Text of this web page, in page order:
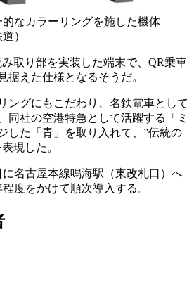
なカラーリングを施した機体
）
取り部を実装した端末で、QR乗車
据えた仕様となるそうだ。
ングにもこだわり、名鉄電車として
同社の空港特急として活躍する「ミ
した「青」を取り入れて、”伝統の
現した。
に名古屋本線鳴海駅（東改札口）へ
度をかけて順次導入する。